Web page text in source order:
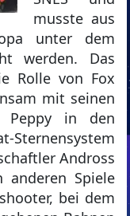
musste aus
unter dem
werden. Das
Rolle von Fox
mit seinen
Peppy in den
Sternensystem
Andross
Spiele
bei dem